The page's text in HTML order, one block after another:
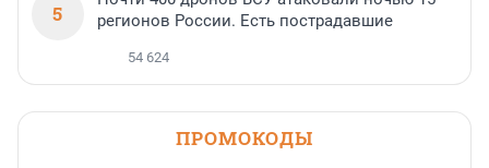
5
регионов России. Есть пострадавшие
54 624
ПРОМОКОДЫ